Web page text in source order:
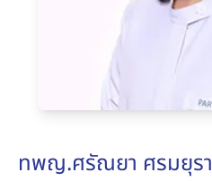
ทพญ.ศรัณยา ศรมยุรา